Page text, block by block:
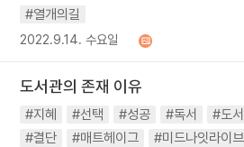
#열개의길
2022.9.14. 수요일
도서관의 존재 이유
#지혜 #선택 #성공 #독서 #도
#결단
#매트헤이그 #미드나잇라이브